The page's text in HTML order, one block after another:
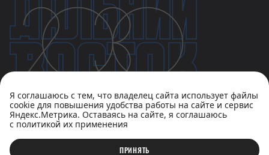
Я соглашаюсь с тем, что владелец сайта использует файлы
cookie для повышения удобства работы на сайте и сервис
Яндекс.Метрика. Оставаясь на сайте, я соглашаюсь
с политикой их применения
ПРИНЯТЬ
Политика конфиденциальности
Пользовательское соглашение